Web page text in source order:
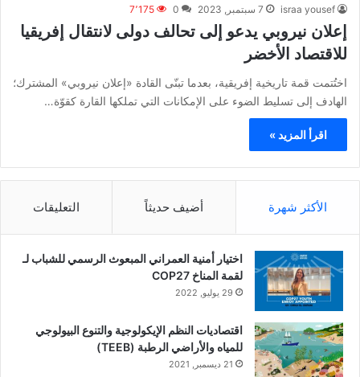
israa yousef 7 سبتمبر, 2023 0 7٬175
إعلان نيروبي يدعو إلى تحالف دولى لانتقال إفريقيا
للاقتصاد الأخضر
اختُتمت قمة تاريخية إفريقية، بعدما تبنّى القادة «إعلان نيروبي» المشترك؛
الهادف إلى تسليط الضوء على الإمكانات التي تملكها القارة كقوّة…
اقرأ المزيد »
الأكثر شهرة أضيف حديثاً التعليقات
اختيار أمنية العمراني المبعوث الرسمي للشباب لـ
لقمة المناخ COP27
29 يوليو, 2022
اقتصاديات النظم الإيكولوجية والتنوع البيولوجي
للمياه والأراضي الرطبة (TEEB)
21 ديسمبر, 2021